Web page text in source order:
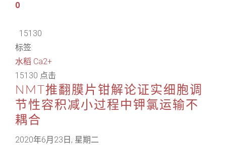
0
15130
标签:
水稻 Ca2+
15130 点击
NMT推翻膜片钳解论证实细胞调
节性容积减小过程中钾氯运输不
耦合
2020年6月23日, 星期二